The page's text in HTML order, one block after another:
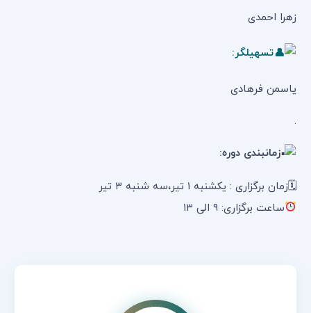
زهرا احمدی
تسهیلگر:
یاسمن فرهادی
.
زمانبندی دوره:
🗓زمان برگزاری : یکشنبه ۱ تیر،سه شنبه ۳ تیر
ساعت برگزاری: ۹ الی ۱۳